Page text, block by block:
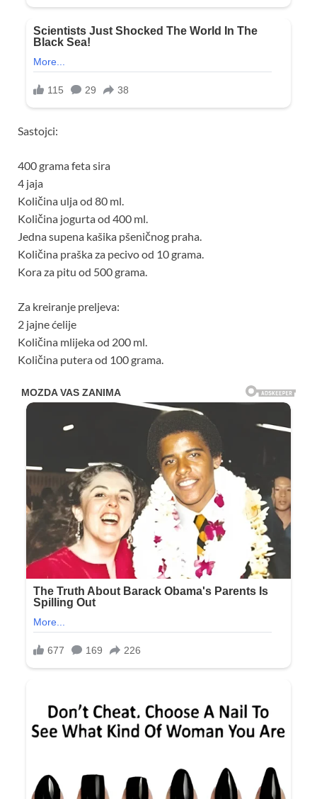
Sastojci:
400 grama feta sira
4 jaja
Količina ulja od 80 ml.
Količina jogurta od 400 ml.
Jedna supena kašika pšeničnog praha.
Količina praška za pecivo od 10 grama.
Kora za pitu od 500 grama.
Za kreiranje preljeva:
2 jajne ćelije
Količina mlijeka od 200 ml.
Količina putera od 100 grama.